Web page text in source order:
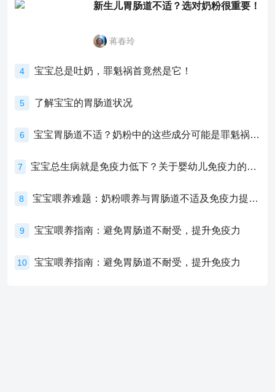
新生儿胃肠道不适？选对奶粉很重要！
蒋春玲
4 宝宝总是吐奶，罪魁祸首竟然是它！
5 了解宝宝的胃肠道状况
6 宝宝胃肠道不适？奶粉中的这些成分可能是罪魁祸首！
7 宝宝总生病就是免疫力低下？关于婴幼儿免疫力的真相，家长必须了解！
8 宝宝喂养难题：奶粉喂养与胃肠道不适及免疫力提升的奥秘
9 宝宝喂养指南：避免胃肠道不耐受，提升免疫力
10 宝宝喂养指南：避免胃肠道不耐受，提升免疫力